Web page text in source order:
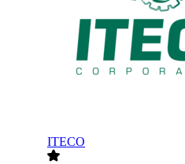
ITECO